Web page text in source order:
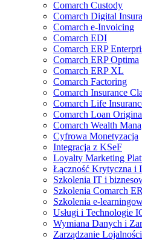
Comarch Custody
Comarch Digital
Comarch e-Invoicing
Comarch EDI
Comarch ERP
Comarch ERP Optima
Comarch ERP XL
Comarch Factoring
Comarch Insurance
Comarch Life
Comarch Loan
Comarch Wealth
Cyfrowa Monetyzacja
Integracja z KSeF
Loyalty Marketing
Łączność Krytyczna i
Szkolenia IT i
Szkolenia Comarch
Szkolenia e-
Usługi i Technologie
Wymiana Danych i
Zarządzanie